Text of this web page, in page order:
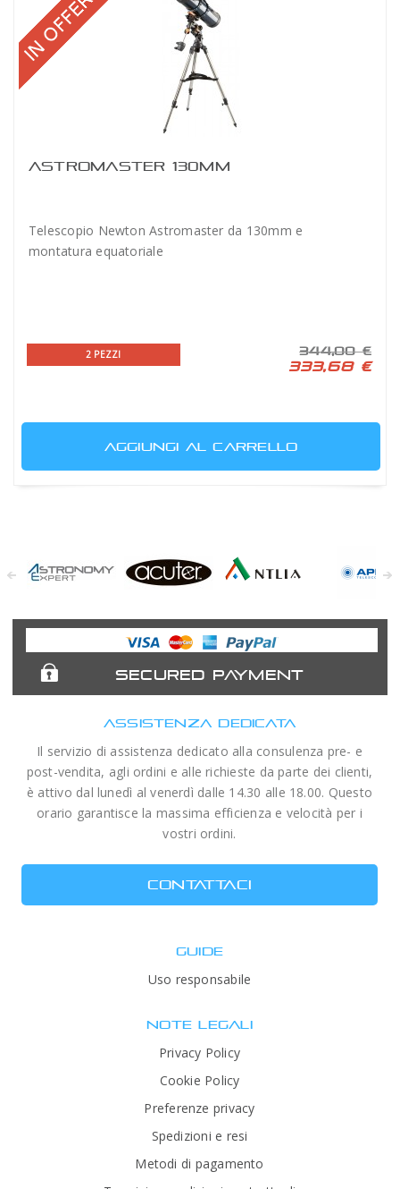
ASTROMASTER 130MM
Telescopio Newton Astromaster da 130mm e
montatura equatoriale
2 PEZZI 344,00 €
333,68 €
AGGIUNGI AL CARRELLO
Expert
Telescopes
SECURED PAYMENT
ASSISTENZA DEDICATA
Il servizio di assistenza dedicato alla consulenza pre- e
post-vendita, agli ordini e alle richieste da parte dei clienti,
è attivo dal lunedì al venerdì dalle 14.30 alle 18.00. Questo
orario garantisce la massima efficienza e velocità per i
vostri ordini.
CONTATTACI
GUIDE
Uso responsabile
NOTE LEGALI
Privacy Policy
Cookie Policy
Preferenze privacy
Spedizioni e resi
Metodi di pagamento